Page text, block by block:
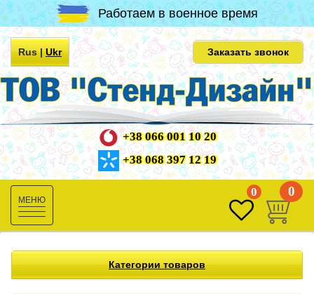
Работаем в военное время
Rus|Ukr Заказать звонок
+38 066 001 10 20
+38 068 397 12 19
Toggle
navigation
0 0
Категории товаров